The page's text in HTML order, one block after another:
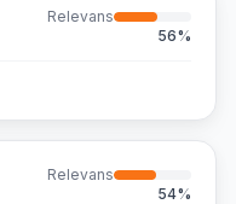
Relevans
56%
Relevans
54%